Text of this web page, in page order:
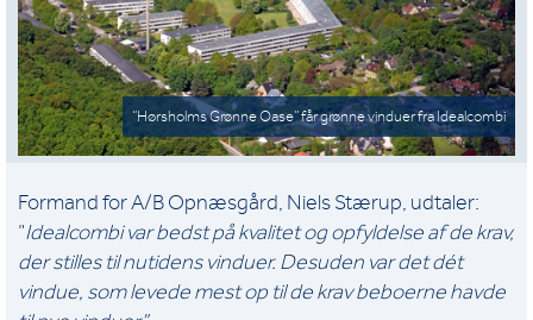
“Hørsholms Grønne Oase” får grønne vinduer fra Idealcombi
Formand for A/B Opnæsgård, Niels Stærup, udtaler:
”Idealcombi var bedst på kvalitet og opfyldelse af de krav,
der stilles til nutidens vinduer. Desuden var det dét
vindue, som levede mest op til de krav beboerne havde